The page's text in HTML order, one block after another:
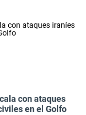
con ataques
en el Golfo